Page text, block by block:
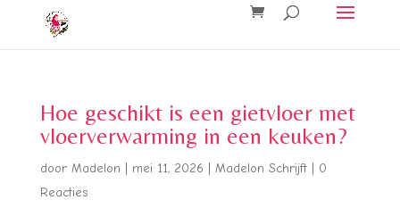
Hoe geschikt is een gietvloer met
vloerverwarming in een keuken?
door Madelon mei 11, 2026 Madelon Schrijft| 0
Reacties